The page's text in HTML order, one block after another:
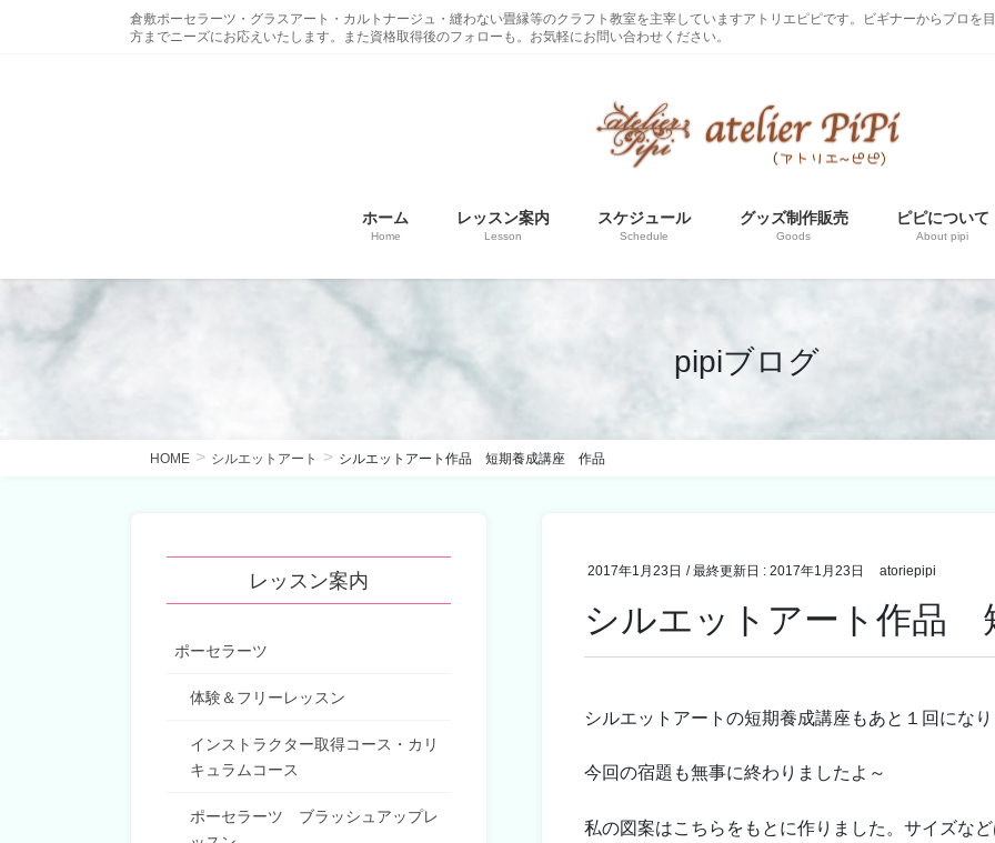
倉敷ポーセラーツ・グラスアート・カルトナージュ・縫わない畳縁等のクラフト教室を主宰していますアトリエピピです。ビギナーからプロを
方までニーズにお応えいたします。また資格取得後のフォローも。お気軽にお問い合わせください。
ホーム
Home
レッスン案内
Lesson
スケジュール
Schedule
グッズ制作販売
Goods
ピピについて
About pipi
pipiブログ
HOME シルエットアート シルエットアート作品 短期養成講座 作品
2017年1月23日 / 最終更新日 :2017年1月23日 atoriepipi
シルエットアート作品
シルエットアートの短期養成講座もあと１回にな
今回の宿題も無事に終わりましたよ～
私の図案はこちらをもとに作りました。サイズな
レッスン案内
ポーセラーツ
体験＆フリーレッスン
インストラクター取得コース・カリ
キュラムコース
ポーセラーツ ブラッシュアップレ